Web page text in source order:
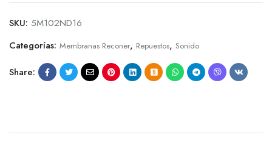
SKU: 5M102ND16
Categorías: Membranas Reconer, Repuestos, Sonido
Share: